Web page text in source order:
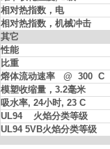
相对热指数，电
相对热指数，机械冲击
其它
性能
比重
熔体流动速率 @ 300 C
模塑收缩量， 3.2毫米
吸水率, 24小时, 23 C
UL94 火焰分类等级
UL94 5VB火焰分类等级